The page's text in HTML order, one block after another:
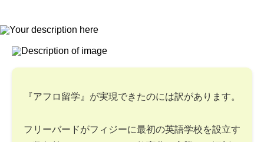
『アフロ留学』が実現できたのには訳があります。
フリーバードがフィジーに最初の英語学校を設立す